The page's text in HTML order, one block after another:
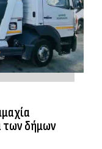
των δήμων